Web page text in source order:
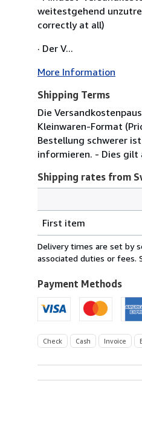
weitestgehend
correctly at all)
· Der V...
More Information
Shipping Terms
Die
Kleinwaren-Format
Bestellung schwerer
informieren. - Dies gilt
Shipping rates from
rates
from
Switzerland
U.S.A.
First item
Delivery times are set by
associated duties or fees.
Payment Methods
Check Cash Invoice